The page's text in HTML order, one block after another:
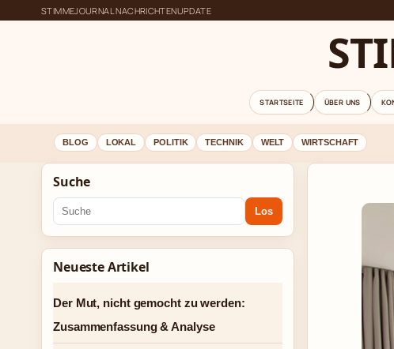
STIMMEJOURNAL NACHRICHTENUPDATE
STARTSEITE ÜBER UNS
BLOG LOKAL POLITIK TECHNIK WELT WIRTSCHAFT
Suche
Los
Neueste Artikel
Der Mut, nicht gemocht zu werden:
Zusammenfassung & Analyse